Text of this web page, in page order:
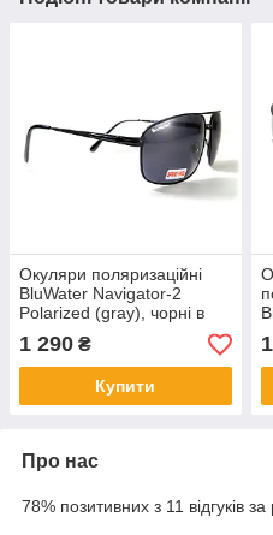
Окуляри поляризаційні
BluWater Navigator-2
Polarized (gray), чорні в
металевій оправі
1 290 ₴
Купити
Про нас
78% позитивних з 11 відгуків за